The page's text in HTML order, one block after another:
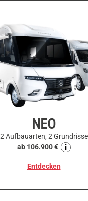
NEO
2 Aufbauarten, 2 Grundrisse
ab 106.900 €
Entdecken